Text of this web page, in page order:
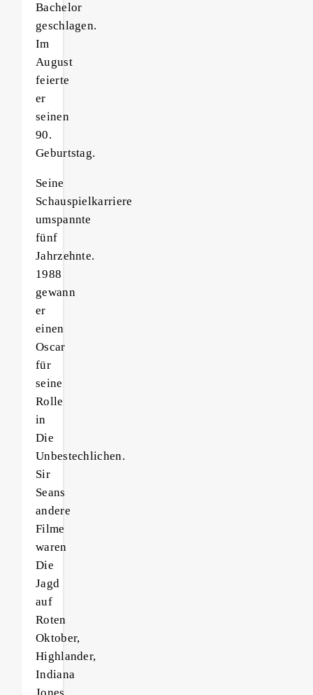
Bachelor
geschlagen.
Im
August
feierte
er
seinen
90.
Geburtstag.
Seine
Schauspielkarriere
umspannte
fünf
Jahrzehnte.
1988
gewann
er
einen
Oscar
für
seine
Rolle
in
Die
Unbestechlichen.
Sir
Seans
andere
Filme
waren
Die
Jagd
auf
Roten
Oktober,
Highlander,
Indiana